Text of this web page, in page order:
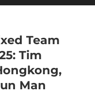
Team
Tim
Man